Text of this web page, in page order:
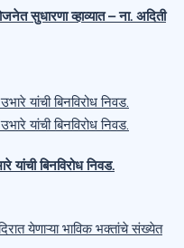
सुधारणा व्हाव्यात – ना. अदिती
यांची बिनविरोध निवड.